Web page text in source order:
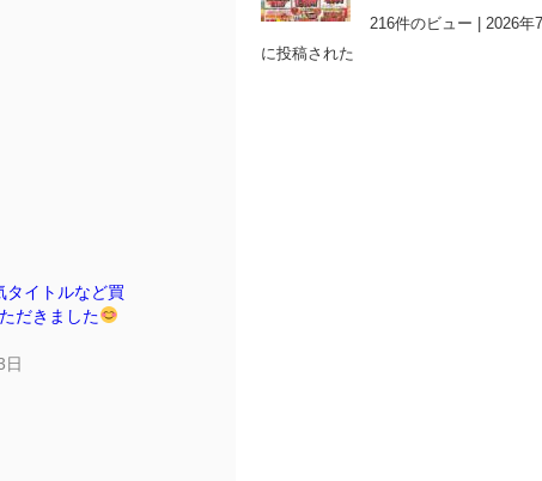
タイトルなど買
だきました
216件のビュー
2026年
に投稿された